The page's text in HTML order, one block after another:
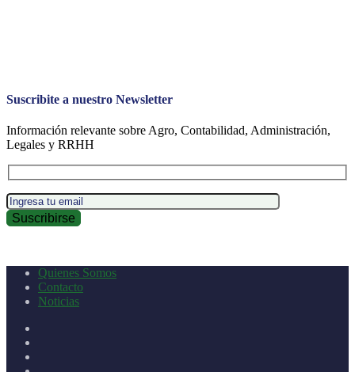
Suscribite a nuestro Newsletter
Información relevante sobre Agro, Contabilidad, Administración,
Legales y RRHH
Quienes Somos
Contacto
Noticias